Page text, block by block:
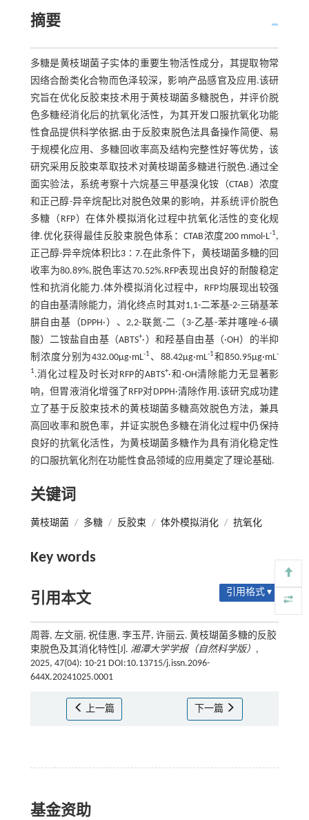
摘要
多糖是黄枝瑚菌子实体的重要生物活性成分，其提取物常
因络合酚类化合物而色泽较深，影响产品感官及应用.该研
究旨在优化反胶束技术用于黄枝瑚菌多糖脱色，并评价脱
色多糖经消化后的抗氧化活性，为其开发口服抗氧化功能
性食品提供科学依据.由于反胶束脱色法具备操作简便、易
于规模化应用、多糖回收率高及结构完整性好等优势，该
研究采用反胶束萃取技术对黄枝瑚菌多糖进行脱色.通过全
面实验法，系统考察十六烷基三甲基溴化铵（CTAB）浓度
和正己醇-异辛烷配比对脱色效果的影响，并系统评价脱色
多糖（RFP）在体外模拟消化过程中抗氧化活性的变化规
律.优化获得最佳反胶束脱色体系：CTAB浓度200 mmol·L-1,
正己醇-异辛烷体积比3∶7.在此条件下，黄枝瑚菌多糖的回
收率为80.89%,脱色率达70.52%.RFP表现出良好的耐酸稳定
性和抗消化能力.体外模拟消化过程中，RFP均展现出较强
的自由基清除能力，消化终点时其对1,1-二苯基-2-三硝基苯
肼自由基（DPPH·）、2,2-联氮-二（3-乙基-苯并噻唑-6-磺
酸）二铵盐自由基（ABTS+·）和羟基自由基（·OH）的半抑
制浓度分别为432.00μg·mL-1 、88.42μg·mL-1和850.95μg·mL-
1.消化过程及时长对RFP的ABTS+·和·OH清除能力无显著影
响，但胃液消化增强了RFP对DPPH·清除作用.该研究成功建
立了基于反胶束技术的黄枝瑚菌多糖高效脱色方法，兼具
高回收率和脱色率，并证实脱色多糖在消化过程中仍保持
良好的抗氧化活性，为黄枝瑚菌多糖作为具有消化稳定性
的口服抗氧化剂在功能性食品领域的应用奠定了理论基础.
关键词
黄枝瑚菌 / 多糖 / 反胶束 / 体外模拟消化 / 抗氧化
Key words
引用本文 引用格式 ▾
周蓉, 左文丽, 祝佳惠, 李玉芹, 许丽云. 黄枝瑚菌多糖的反胶
束脱色及其消化特性[J]. 湘潭大学学报（自然科学版） ,
2025, 47(04): 10-21 DOI:10.13715/j.issn.2096-
644X.20241025.0001
上一篇 下一篇
基金资助